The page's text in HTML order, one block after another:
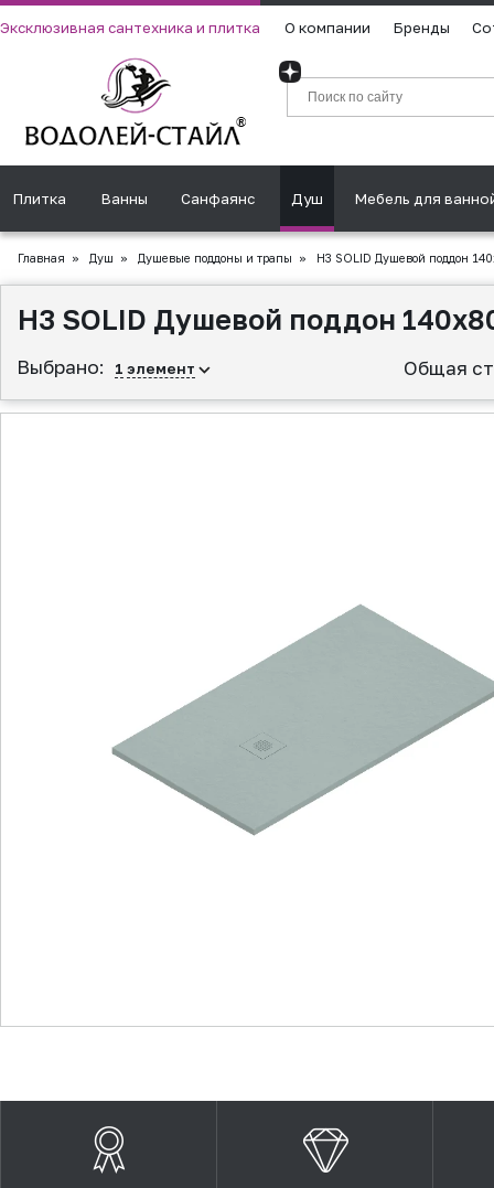
Эксклюзивная сантехника и плитка О компании Бренды
Плитка Ванны Санфаянс Душ Мебель для
Главная » Душ » Душевые поддоны и трапы » H3 SOLID Душевой поддон
H3 SOLID Душевой поддон
Выбрано: 1 элемент Общая